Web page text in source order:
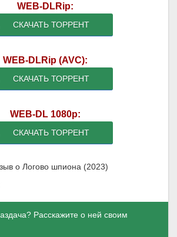
WEB-DLRip:
СКАЧАТЬ ТОРРЕНТ
WEB-DLRip (AVC):
СКАЧАТЬ ТОРРЕНТ
WEB-DL 1080p:
СКАЧАТЬ ТОРРЕНТ
о Логово шпиона (2023)
Расскажите о ней своим